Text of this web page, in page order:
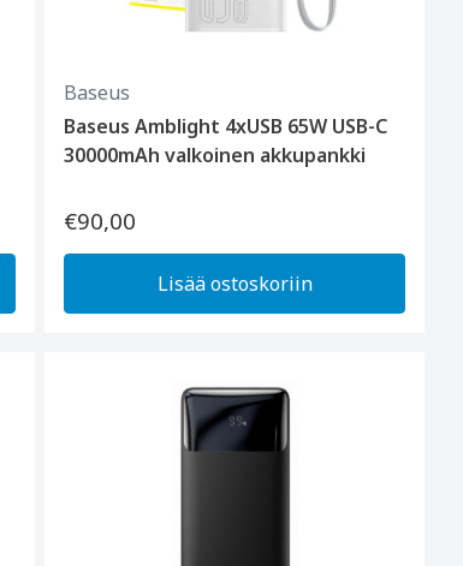
Baseus
Baseus Amblight 4xUSB 65W USB-C
30000mAh valkoinen akkupankki
€90,00
Lisää ostoskoriin